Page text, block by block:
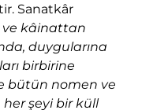
Sanatkâr
ve kâinattan
duygularına
birbirine
bütün nomen ve
şeyi bir küll